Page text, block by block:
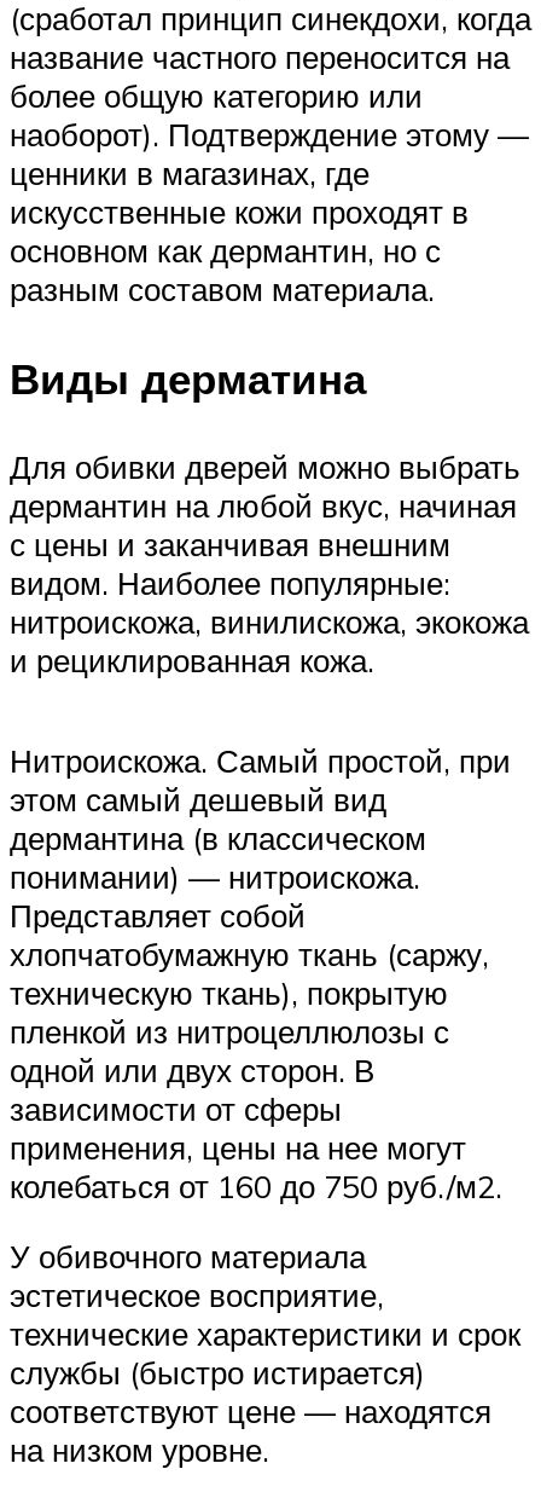
(сработал принцип синекдохи, когда
название частного переносится на
более общую категорию или
наоборот). Подтверждение этому —
ценники в магазинах, где
искусственные кожи проходят в
основном как дермантин, но с
разным составом материала.
Виды дерматина
Для обивки дверей можно выбрать
дермантин на любой вкус, начиная
с цены и заканчивая внешним
видом. Наиболее популярные:
нитроискожа, винилискожа, экокожа
и рециклированная кожа.
Нитроискожа. Самый простой, при
этом самый дешевый вид
дермантина (в классическом
понимании) — нитроискожа.
Представляет собой
хлопчатобумажную ткань (саржу,
техническую ткань), покрытую
пленкой из нитроцеллюлозы с
одной или двух сторон. В
зависимости от сферы
применения, цены на нее могут
колебаться от 160 до 750 руб./м2.
У обивочного материала
эстетическое восприятие,
технические характеристики и срок
службы (быстро истирается)
соответствуют цене — находятся
на низком уровне.